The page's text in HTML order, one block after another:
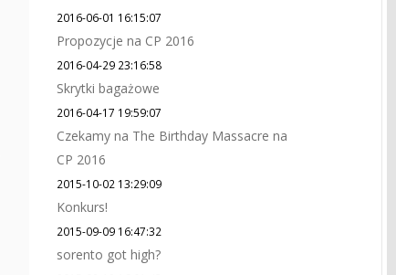
2016-06-01 16:15:07
Propozycje na CP 2016
2016-04-29 23:16:58
Skrytki bagażowe
2016-04-17 19:59:07
Czekamy na The Birthday Massacre na
CP 2016
2015-10-02 13:29:09
Konkurs!
2015-09-09 16:47:32
sorento got high?